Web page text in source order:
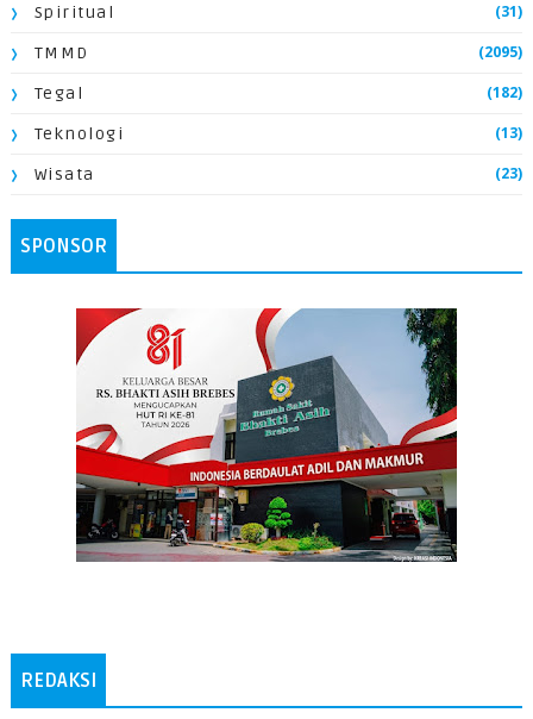
Spiritual (31)
TMMD (2095)
Tegal (182)
Teknologi (13)
Wisata (23)
SPONSOR
REDAKSI